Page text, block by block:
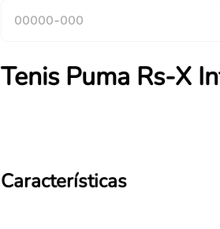
Tenis Puma Rs-X
Características